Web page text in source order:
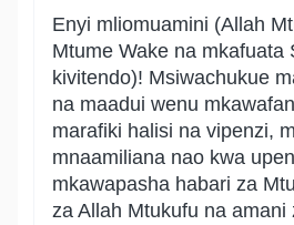
Enyi mliomuamini (Allah
Mtume Wake na mkafuata
kivitendo)! Msiwachukue
na maadui wenu
marafiki halisi na vipenzi,
mnaamiliana nao kwa
mkawapasha habari za
za Allah Mtukufu na amani